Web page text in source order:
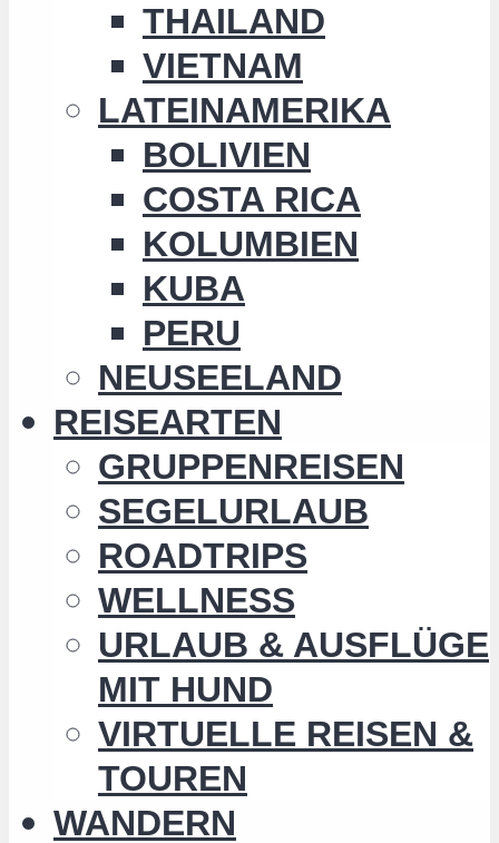
THAILAND
VIETNAM
LATEINAMERIKA
BOLIVIEN
COSTA RICA
KOLUMBIEN
KUBA
PERU
NEUSEELAND
REISEARTEN
GRUPPENREISEN
SEGELURLAUB
ROADTRIPS
WELLNESS
URLAUB & AUSFLÜGE
MIT HUND
VIRTUELLE REISEN &
TOUREN
WANDERN